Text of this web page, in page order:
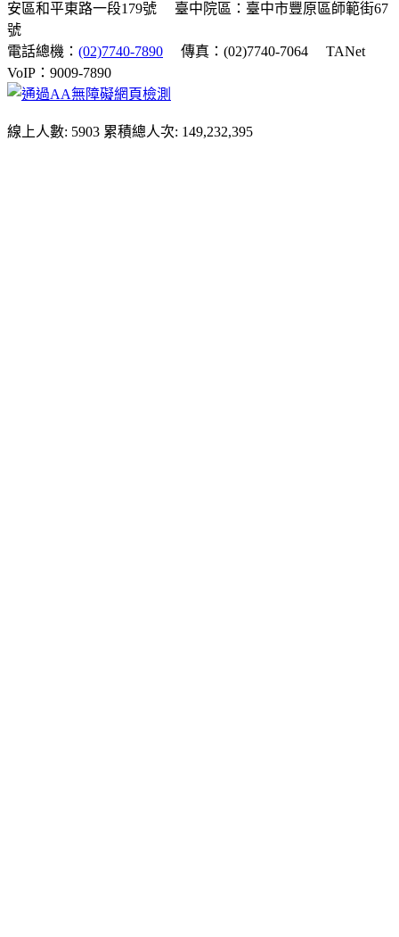
安區和平東路一段179號
臺中院區：臺中市豐原區師範街67
號
電話總機： (02)7740-7890 傳真：(02)7740-7064
TANet
VoIP：9009-7890
線上人數: 5903 累積總人次: 149,232,395